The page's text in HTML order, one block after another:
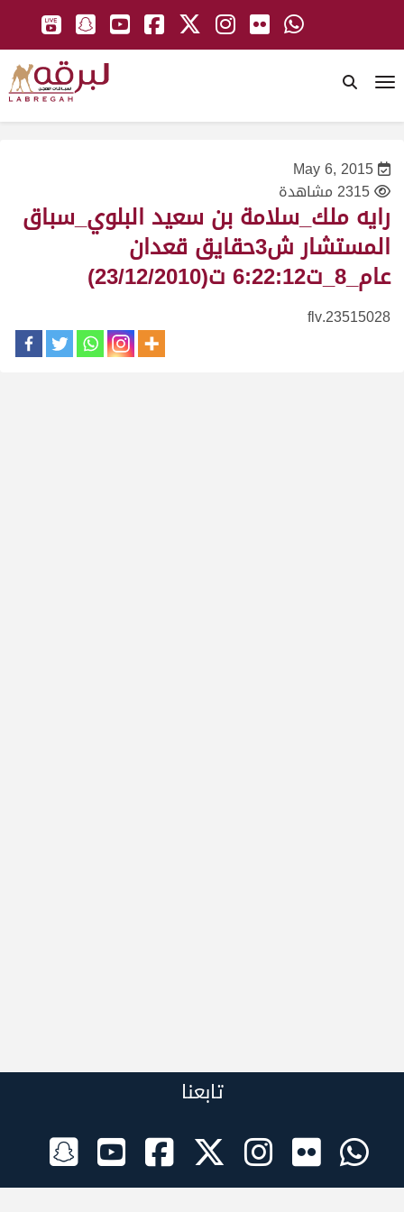
May 6, 2015
2315 مشاهدة
رايه ملك_سلامة بن سعيد البلوي_سباق
المستشار ش3حقايق قعدان
عام_8_ت6:22:12 ت(23/12/2010)
23515028.flv
تابعنا